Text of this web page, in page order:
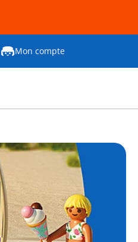
Mon compte